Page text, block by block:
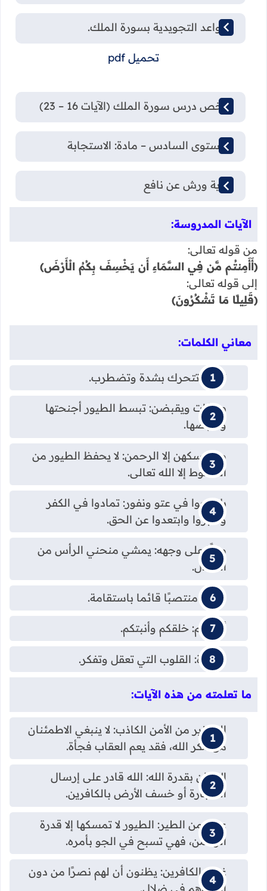
القواعد التجويدية بسورة الملك.
تحميل pdf
ملخص درس سورة الملك (الآيات 16 – 23)
المستوى السادس – مادة: الاستجابة
رواية ورش عن نافع
الآيات المدروسة:
من قوله تعالى:
﴿أَأَمِنتُم مَّن فِي السَّمَاءِ أَن يَخْسِفَ بِكُمُ الْأَرْضَ﴾
إلى قوله تعالى:
﴿قَلِيلًا مَا تَشْكُرُونَ﴾
معاني الكلمات:
تمور: تتحرك بشدة وتضطرب.
صافات ويقبضن: تبسط الطيور أجنحتها
وتقبضها.
ما يمسكهن إلا الرحمن: لا يحفظ الطيور من
السقوط إلا الله تعالى.
بل لجوا في عتو ونفور: تمادوا في الكفر
وتكبروا وابتعدوا عن الحق.
مكبًّا على وجهه: يمشي منحني الرأس من
الضلال.
سويا: منتصبًا قائما باستقامة.
أنشأكم: خلقكم وأنبتكم.
الأفئدة: القلوب التي تعقل وتفكر.
ما تعلمته من هذه الآيات:
التحذير من الأمن الكاذب: لا ينبغي الاطمئنان
من مكر الله، فقد يعم العقاب فجأة.
الإيمان بقدرة الله: الله قادر على إرسال
الحجارة أو خسف الأرض بالكافرين.
عبرة من الطير: الطيور لا تمسكها إلا قدرة
الرحمن، فهي تسبح في الجو بأمره.
غرور الكافرين: يظنون أن لهم نصرًا من دون